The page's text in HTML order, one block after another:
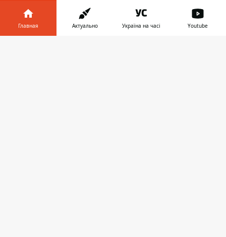
Соответствующее решение было
единогласно принято на сессии
Международного олимпийского комитета.
Главная Актуально Україна на часі Youtube